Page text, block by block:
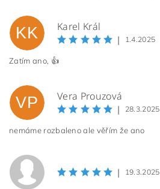
KK Karel Král
| 1.4.2025
Zatím ano, 👍
VP Vera Prouzová
| 28.3.2025
nemáme rozbaleno ale věřím že ano
| 19.3.2025